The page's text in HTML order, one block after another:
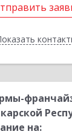
Назад
на: